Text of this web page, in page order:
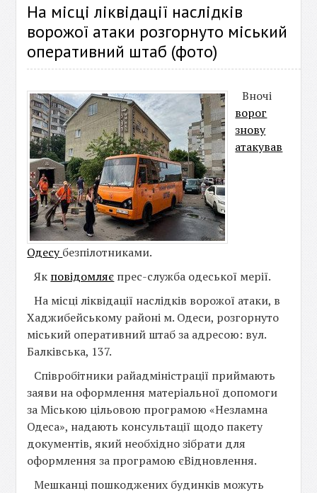
На місці ліквідації наслідків
ворожої атаки розгорнуто міський
оперативний штаб (фото)
Вночі
ворог
знову
атакував
Одесу безпілотниками.
Як повідомляє прес-служба одеської мерії.
На місці ліквідації наслідків ворожої атаки, в
Хаджибейському районі м. Одеси, розгорнуто
міський оперативний штаб за адресою: вул.
Балківська, 137.
Співробітники райадміністрації приймають
заяви на оформлення матеріальної допомоги
за Міською цільовою програмою «Незламна
Одеса», надають консультації щодо пакету
документів, який необхідно зібрати для
оформлення за програмою єВідновлення.
Мешканці пошкоджених будинків можуть